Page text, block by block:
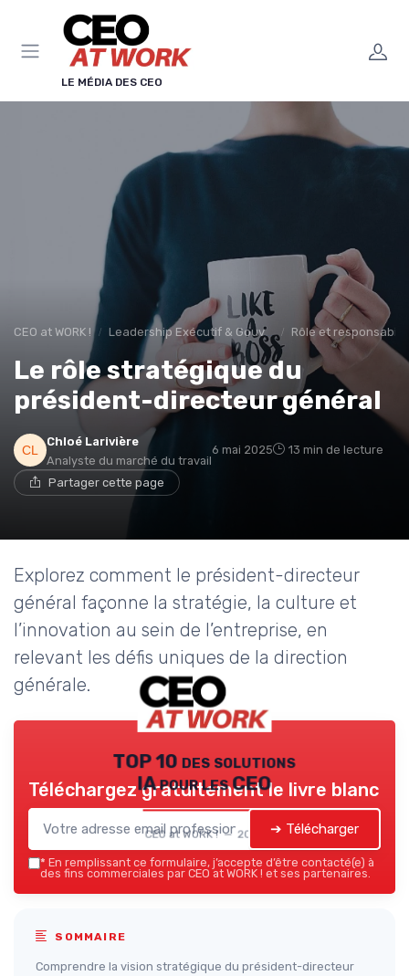
LE MÉDIA DES CEO
CEO at WORK ! Leadership Exécutif & Gouvernance Rôle et
Le rôle stratégique du
président-directeur général
Chloé Larivière
Analyste du marché du travail
6 mai 2025 13 min de lecture
Partager cette page
Explorez comment le président-directeur
général façonne la stratégie, la culture et
l’innovation au sein de l’entreprise, en
relevant les défis uniques de la direction
générale.
TOP 10 des solutions
IA pour les CEO
CEO at WORK ! — 2026
Téléchargez gratuitement le livre blanc
➔ Télécharger
* En remplissant ce formulaire, j’accepte d’être contacté(e) à
des fins commerciales par CEO at WORK ! et ses partenaires.
SOMMAIRE
Comprendre la vision stratégique du président-directeur
Panneau de gestion des cookies